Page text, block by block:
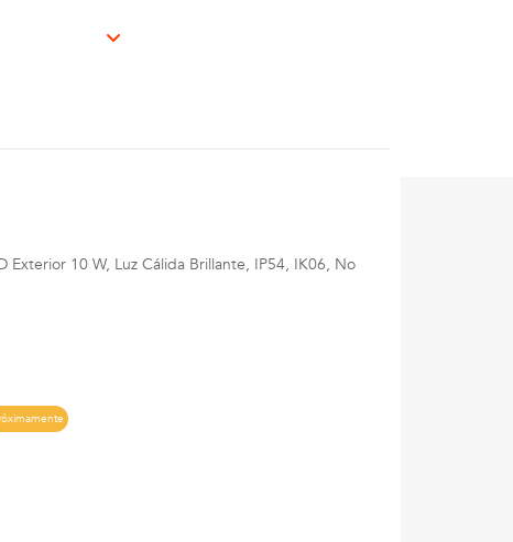
Exterior 10 W, Luz Cálida Brillante, IP54, IK06, No